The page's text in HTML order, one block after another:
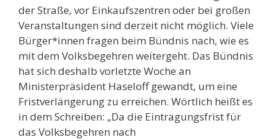
der Straße, vor Einkaufszentren oder bei großen
Veranstaltungen sind derzeit nicht möglich. Viele
Bürger*innen fragen beim Bündnis nach, wie es
mit dem Volksbegehren weitergeht. Das Bündnis
hat sich deshalb vorletzte Woche an
Ministerpräsident Haseloff gewandt, um eine
Fristverlängerung zu erreichen. Wörtlich heißt es
in dem Schreiben: „Da die Eintragungsfrist für
das Volksbegehren nach